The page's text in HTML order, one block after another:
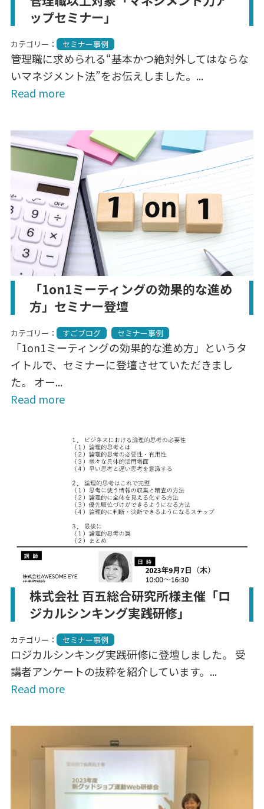
ップセミナー」
カテゴリー： セミナー事例
管理職に求められる“基本かつ絶対外してはならな
いマネジメント法”をお伝えしました。...
Read more
「1on1ミーティングの効果的な進め
方」セミナー登壇
カテゴリー： すごブログ セミナー事例
「1on1ミーティングの効果的な進め方」というタ
イトルで、セミナーに登壇させていただきまし
た。 オー...
Read more
株式会社 百五総合研究所様主催「ロ
ジカルシンキング実践研修」
カテゴリー： セミナー事例
ロジカルシンキング実践研修に登壇しました。 受
講者アンケートの抜粋を紹介しています。...
Read more